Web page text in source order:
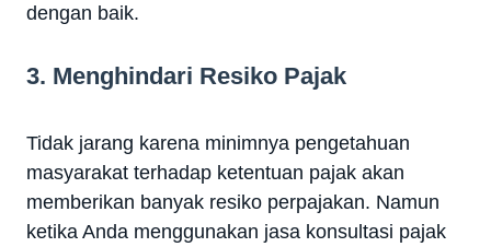
dengan baik.
3. Menghindari Resiko Pajak
Tidak jarang karena minimnya pengetahuan
masyarakat terhadap ketentuan pajak akan
memberikan banyak resiko perpajakan. Namun
ketika Anda menggunakan jasa konsultasi pajak